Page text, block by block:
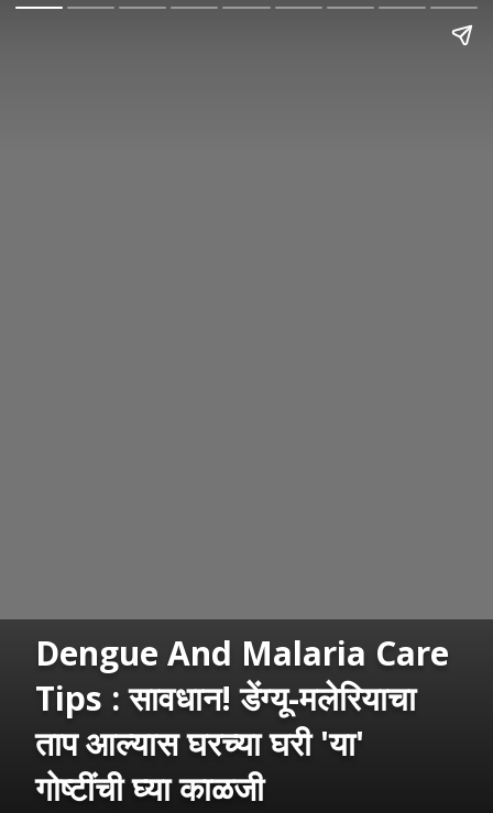
Dengue And Malaria Care
Tips : सावधान! डेंग्यू-मलेरियाचा
ताप आल्यास घरच्या घरी 'या'
गोष्टींची घ्या काळजी